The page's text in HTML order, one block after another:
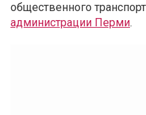
общественного
администрации Перми.